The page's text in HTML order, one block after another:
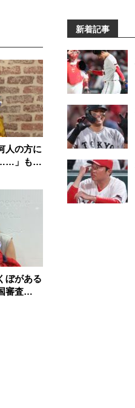
人の方に
」もう
ぼがある
審査
れる
新着記事